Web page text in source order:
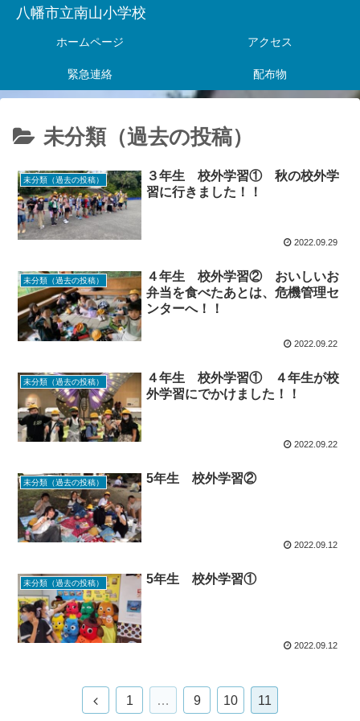
八幡市立南山小学校
ホームページ アクセス
緊急連絡 配布物
未分類（過去の投稿）
未分類（過去の投稿）
３年生 校外学習① 秋の校外学
習に行きました！！
2022.09.29
未分類（過去の投稿）
４年生 校外学習② おいしいお
弁当を食べたあとは、危機管理セ
ンターへ！！
2022.09.22
未分類（過去の投稿）
４年生 校外学習① ４年生が校
外学習にでかけました！！
2022.09.22
未分類（過去の投稿） 5年生 校外学習②
2022.09.12
未分類（過去の投稿） 5年生 校外学習①
2022.09.12
1 … 9 10 11